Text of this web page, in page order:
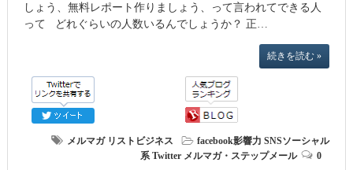
しょう、無料レポート作りましょう、って言われてできる人
って どれぐらいの人数いるんでしょうか？ 正…
続きを読む »
メルマガ リストビジネス facebook影響力 SNSソーシャル
系 Twitter メルマガ・ステップメール 0